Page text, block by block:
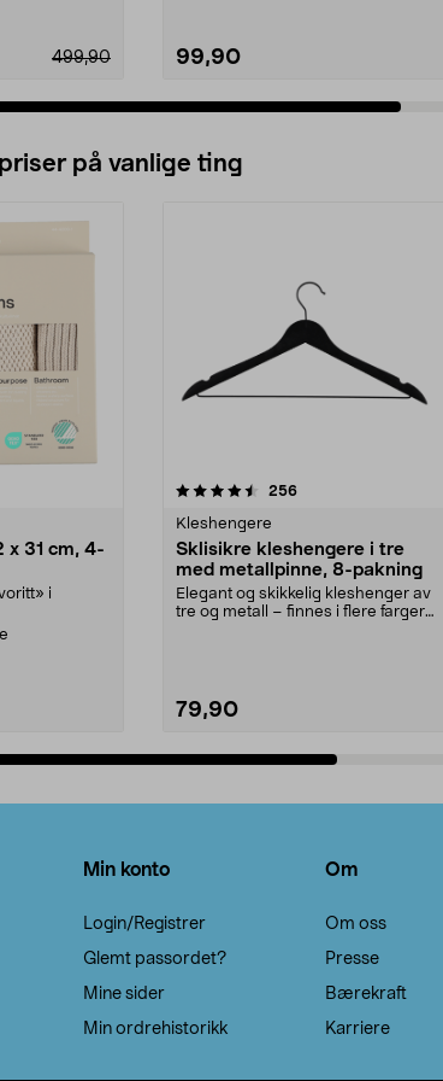
499,90 99,90
på vanlige ting
x 31 cm, 4-
i
256anmeldelser
Kleshengere
Sklisikre kleshengere i tre
med metallpinne, 8-pakning
Elegant og skikkelig kleshenger av
tre og metall – finnes i flere farger.
79,90
4.5av 5 stjerner
Min konto
Login/Registrer
Glemt passordet?
Mine sider
Min ordrehistorikk
Om
Om oss
Presse
Bærekraft
Karriere